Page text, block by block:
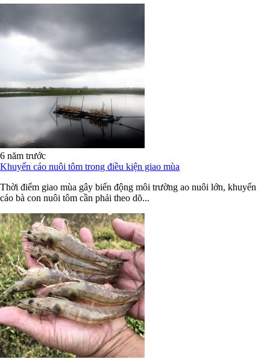
6 năm trước
Khuyến cáo nuôi tôm trong điều kiện giao mùa
Thời điểm giao mùa gây biến động môi trường ao nuôi lớn, khuyến
cáo bà con nuôi tôm cần phải theo dõ...